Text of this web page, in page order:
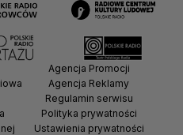
Agencja Promocji
Agencja Reklamy
Regulamin serwisu
Polityka prywatności
Ustawienia prywatności